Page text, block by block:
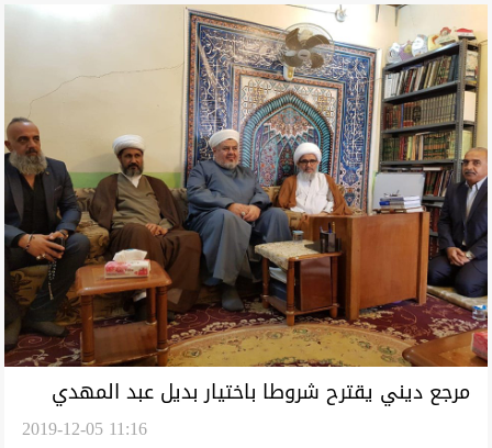
مرجع ديني يقترح شروطا باختيار بديل عبد المهدي
2019-12-05 11:16